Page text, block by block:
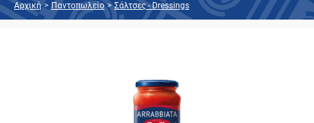
Αρχική > Παντοπωλείο > Σάλτσες - Dressings